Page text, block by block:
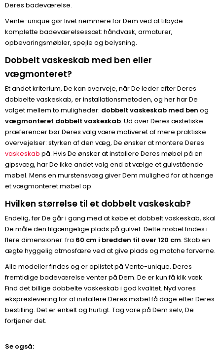
Deres badeværelse.
Vente-unique gør livet nemmere for Dem ved at tilbyde
komplette badeværelsessæt: håndvask, armaturer,
opbevaringsmøbler, spejle og belysning.
Dobbelt vaskeskab med ben eller
vægmonteret?
Et andet kriterium, De kan overveje, når De leder efter Deres
dobbelte vaskeskab, er installationsmetoden, og her har De
valget mellem to muligheder: dobbelt vaskeskab med ben og
vægmonteret dobbelt vaskeskab. Ud over Deres æstetiske
præferencer bør Deres valg være motiveret af mere praktiske
overvejelser: styrken af den væg, De ønsker at montere Deres
vaskeskab på. Hvis De ønsker at installere Deres møbel på en
gipsvæg, har De ikke andet valg end at vælge et gulvstående
møbel. Mens en murstensvæg giver Dem mulighed for at hænge
et vægmonteret møbel op.
Hvilken størrelse til et dobbelt vaskeskab?
Endelig, før De går i gang med at købe et dobbelt vaskeskab, skal
De måle den tilgængelige plads på gulvet. Dette møbel findes i
flere dimensioner: fra 60 cm i bredden til over 120 cm. Skab en
ægte hyggelig atmosfære ved at give plads og matche farverne.
Alle modeller findes og er oplistet på Vente-unique. Deres
fremtidige badeværelse venter på Dem. De er kun få klik væk.
Find det billige dobbelte vaskeskab i god kvalitet. Nyd vores
ekspreslevering for at installere Deres møbel få dage efter Deres
bestilling. Det er enkelt og hurtigt. Tag vare på Dem selv, De
fortjener det.
Se også: